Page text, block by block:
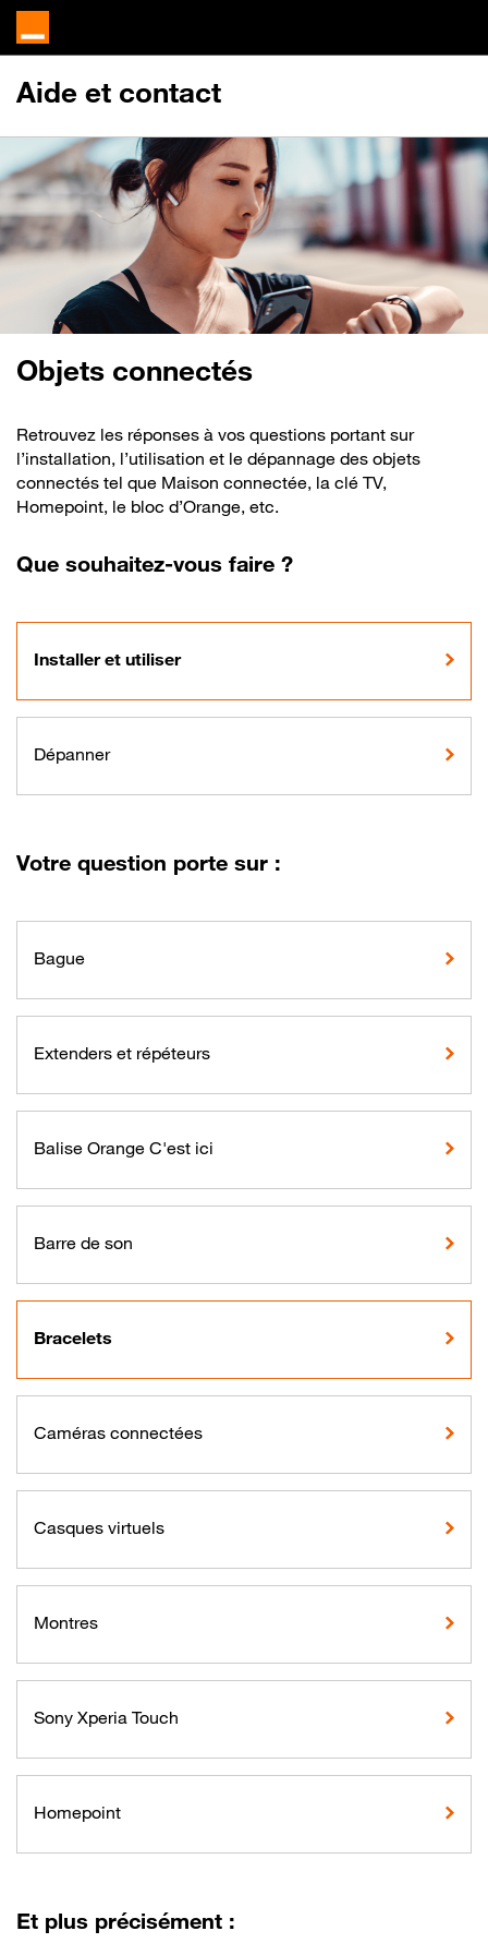
Aide et contact
Objets connectés
Retrouvez les réponses à vos questions portant sur
l’installation, l’utilisation et le dépannage des objets
connectés tel que Maison connectée, la clé TV,
Homepoint, le bloc d’Orange, etc.
Que souhaitez-vous faire ?
Installer et utiliser
Dépanner
Votre question porte sur :
Bague
Extenders et répéteurs
Balise Orange C'est ici
Barre de son
Bracelets
Caméras connectées
Casques virtuels
Montres
Sony Xperia Touch
Homepoint
Et plus précisément :